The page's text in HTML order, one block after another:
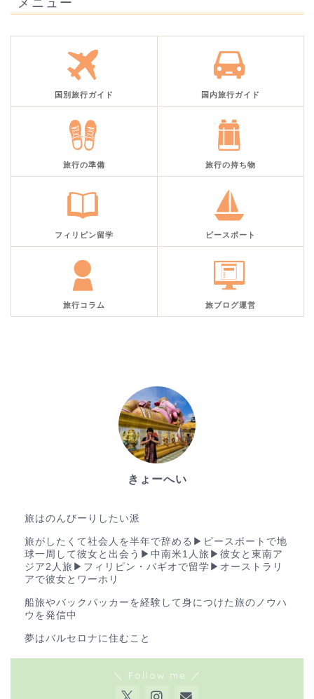
国別旅行ガイド 国内旅行ガイド
旅行の準備 旅行の持ち物
フィリピン留学 ピースボート
旅行コラム 旅ブログ運営
きょーへい
旅はのんびーりしたい派
旅がしたくて社会人を半年で辞める▶︎ピースボートで地
球一周して彼女と出会う▶︎中南米1人旅▶︎彼女と東南ア
ジア2人旅▶︎フィリピン・バギオで留学▶︎オーストラリ
アで彼女とワーホリ
船旅やバックパッカーを経験して身につけた旅のノウハ
ウを発信中
夢はバルセロナに住むこと
＼ Follow me ／